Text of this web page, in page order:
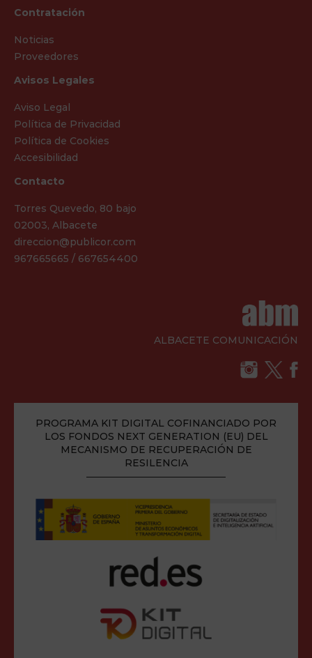
Contratación
Noticias
Proveedores
Avisos Legales
Aviso Legal
Política de Privacidad
Política de Cookies
Accesibilidad
Contacto
Torres Quevedo, 80 bajo
02003, Albacete
direccion@publicor.com
967665665 / 667654400
ALBACETE COMUNICACIÓN
PROGRAMA KIT DIGITAL COFINANCIADO POR
LOS FONDOS NEXT GENERATION (EU) DEL
MECANISMO DE RECUPERACIÓN DE
RESILENCIA